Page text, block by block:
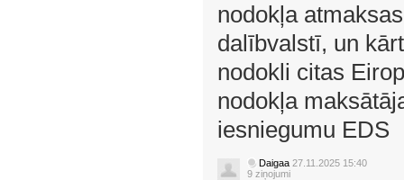
nodokļa
dalībvalstī, un
nodokli citas
nodokļa
iesniegumu EDS
Daigaa 27.11.2025 15:40
9 ziņojumi